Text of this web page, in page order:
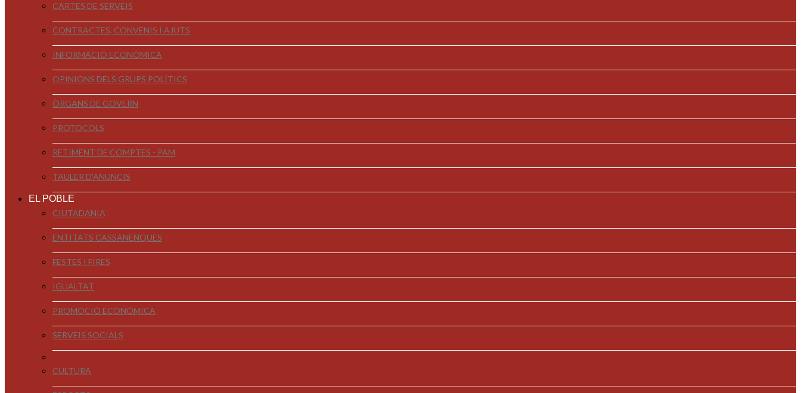
CARTES DE SERVEIS
CONTRACTES, CONVENIS I AJUTS
INFORMACIÓ ECONÒMICA
OPINIONS DELS GRUPS POLÍTICS
ÒRGANS DE GOVERN
PROTOCOLS
RETIMENT DE COMPTES - PAM
TAULER D'ANUNCIS
EL POBLE
CIUTADANIA
ENTITATS CASSANENQUES
FESTES I FIRES
IGUALTAT
PROMOCIÓ ECONÒMICA
SERVEIS SOCIALS
CULTURA